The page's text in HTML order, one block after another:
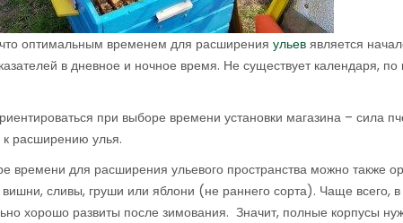
оптимальным временем для расширения ульев является
в дневное и ночное время. Не существует календаря,
при выборе времени установки магазина – сила
расширению улья.
для расширения ульевого пространства можно также
сливы, груши или яблони (не раннего сорта). Чаще всего, в
хорошо развиты после зимования. Значит, полные корпусы